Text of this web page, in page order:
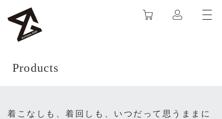
Products
着こなしも、着回しも、いつだって思うままに